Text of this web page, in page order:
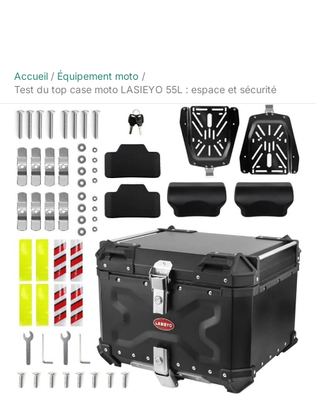
Accueil
Équipement moto
Test du top case moto LASIEYO 55L : espace et sécurité